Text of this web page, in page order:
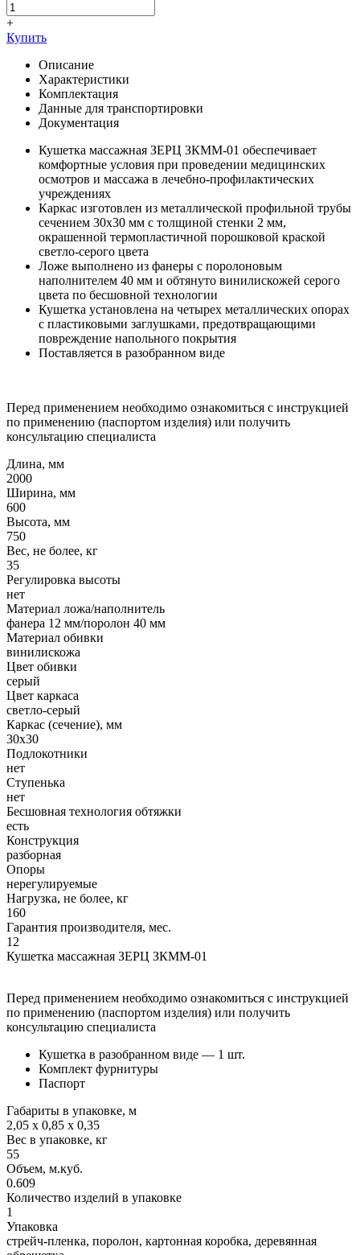
+
Купить
Описание
Характеристики
Комплектация
Данные для транспортировки
Документация
Кушетка массажная ЗЕРЦ ЗКММ-01 обеспечивает
комфортные условия при проведении медицинских
осмотров и массажа в лечебно‑профилактических
учреждениях
Каркас изготовлен из металлической профильной трубы
сечением 30x30 мм с толщиной стенки 2 мм,
окрашенной термопластичной порошковой краской
светло-серого цвета
Ложе выполнено из фанеры с поролоновым
наполнителем 40 мм и обтянуто винилискожей серого
цвета по бесшовной технологии
Кушетка установлена на четырех металлических опорах
с пластиковыми заглушками, предотвращающими
повреждение напольного покрытия
Поставляется в разобранном виде
Перед применением необходимо ознакомиться с инструкцией
по применению (паспортом изделия) или получить
консультацию специалиста
Длина, мм
2000
Ширина, мм
600
Высота, мм
750
Вес, не более, кг
35
Регулировка высоты
нет
Материал ложа/наполнитель
фанера 12 мм/поролон 40 мм
Материал обивки
винилискожа
Цвет обивки
серый
Цвет каркаса
светло-серый
Каркас (сечение), мм
30x30
Подлокотники
нет
Ступенька
нет
Бесшовная технология обтяжки
есть
Конструкция
разборная
Опоры
нерегулируемые
Нагрузка, не более, кг
160
Гарантия производителя, мес.
12
Кушетка массажная ЗЕРЦ ЗКММ-01
Перед применением необходимо ознакомиться с инструкцией
по применению (паспортом изделия) или получить
консультацию специалиста
Кушетка в разобранном виде — 1 шт.
Комплект фурнитуры
Паспорт
Габариты в упаковке, м
2,05 х 0,85 х 0,35
Вес в упаковке, кг
55
Объем, м.куб.
0.609
Количество изделий в упаковке
1
Упаковка
стрейч-пленка, поролон, картонная коробка, деревянная